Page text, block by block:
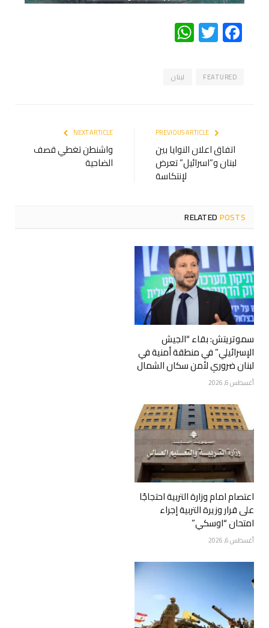
Facebook
Twitter
WhatsApp
FEATURED لبنان
اتفاق اعلان النوايا بين
لبنان و”اسرائيل” تعرض
لإنتكاسة
NEXT ARTICLE
واشنطن تغطي قصف
الضاحية
RELATEDPOSTS
سموتريتش: بقاء “الجيش
الإسرائيلي” في منطقة أمنية في
لبنان ضروري لأمن سكان الشمال
أغسطس 6, 2026
اعتصام امام وزارة التربية احتجاجًا
على قرار وزيرة التربية إجراء
امتحان “اوسكي”
أغسطس 6, 2026